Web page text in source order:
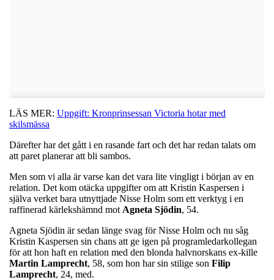
LÄS MER: Uppgift: Kronprinsessan Victoria hotar med
skilsmässa
Därefter har det gått i en rasande fart och det har redan talats om
att paret planerar att bli sambos.
Men som vi alla är varse kan det vara lite vingligt i början av en
relation. Det kom otäcka uppgifter om att Kristin Kaspersen i
själva verket bara utnyttjade Nisse Holm som ett verktyg i en
raffinerad kärlekshämnd mot Agneta Sjödin, 54.
Agneta Sjödin är sedan länge svag för Nisse Holm och nu såg
Kristin Kaspersen sin chans att ge igen på programledarkollegan
för att hon haft en relation med den blonda halvnorskans ex-kille
Martin Lamprecht, 58, som hon har sin stilige son Filip
Lamprecht, 24, med.